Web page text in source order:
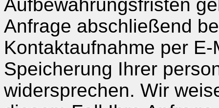
Aufbewahrungsfristen
Anfrage abschließend
Kontaktaufnahme per
Speicherung Ihrer
widersprechen. Wir